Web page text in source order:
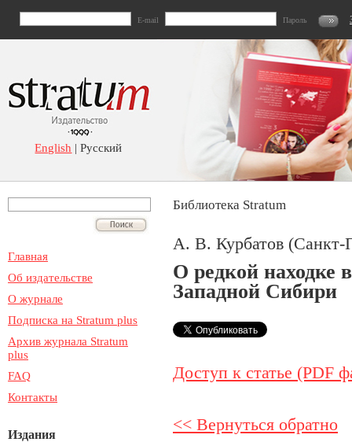
E-mail Пароль
English | Русский
Главная
Об издательстве
О журнале
Подписка на Stratum plus
Архив журнала Stratum
plus
FAQ
Контакты
Издания
Библиотека Stratum
А. В. Курбатов (Санкт-
О редкой находке
Западной Сибири
Доступ к статье (PDF
<< Вернуться обратно